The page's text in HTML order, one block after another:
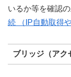
いるか等を確認
続 （IP自動取得
ブリッジ（アク